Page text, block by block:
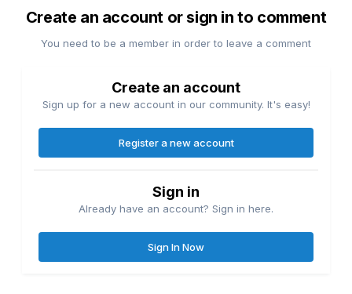
Create an account or sign in to comment
You need to be a member in order to leave a comment
Create an account
Sign up for a new account in our community. It's easy!
Register a new account
Sign in
Already have an account? Sign in here.
Sign In Now